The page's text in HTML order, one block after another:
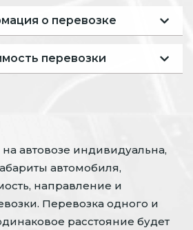
о перевозке
перевозки
автовозе индивидуальна,
автомобиля,
направление и
Перевозка одного и
расстояние будет